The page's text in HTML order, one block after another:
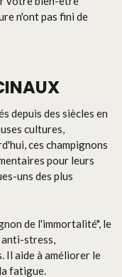
n'ont pas fini de
depuis des siècles en
cultures,
ces champignons
pour leurs
uns des plus
de l'immortalité", le
stress,
Il aide à améliorer le
fatigue.